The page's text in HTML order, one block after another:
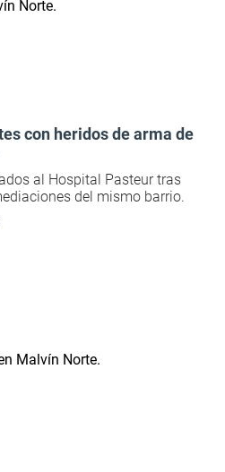
con heridos de arma de
al Hospital Pasteur tras
del mismo barrio.